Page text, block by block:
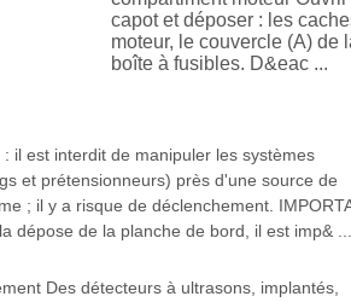
capot et déposer : les
moteur, le couvercle (A) de
boîte à fusibles. D&eac ...
: il est interdit de manipuler les systèmes
et prétensionneurs) près d'une source de
; il y a risque de déclenchement.
dépose de la planche de bord, il est imp& ...
Des détecteurs à ultrasons, implantés,